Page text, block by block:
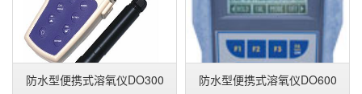
防水型便携式溶氧仪DO300 防水型便携式溶氧仪DO600